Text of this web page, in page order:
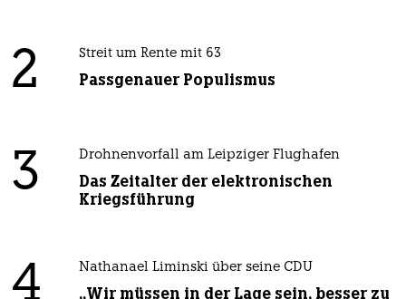
2 Streit um Rente mit 63
Passgenauer Populismus
3 Drohnenvorfall am Leipziger Flughafen
Das Zeitalter der elektronischen
Kriegsführung
4 Nathanael Liminski über seine CDU
„Wir müssen in der Lage sein, besser zu